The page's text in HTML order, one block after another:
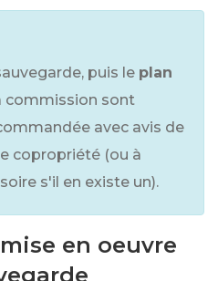
puis le plan
commission sont
avec avis de
copropriété (ou à
s'il en existe un).
en oeuvre